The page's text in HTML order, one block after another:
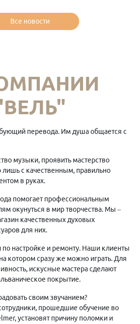
Все новости
перевода. Им душа общается с
музыки, проявить мастерство
с качественным, правильно
в руках.
помогает профессиональным
окунуться в мир творчества. Мы –
качественных духовых
для них.
настройке и ремонту. Наши клиенты
котором сразу же можно играть. Для
искусные мастера сделают
покрытие.
своим звучанием?
прошедшие обучение во
установят причину поломки и